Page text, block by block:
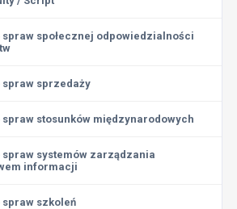
społecznej odpowiedzialności
sprzedaży
stosunków międzynarodowych
systemów zarządzania
informacji
szkoleń